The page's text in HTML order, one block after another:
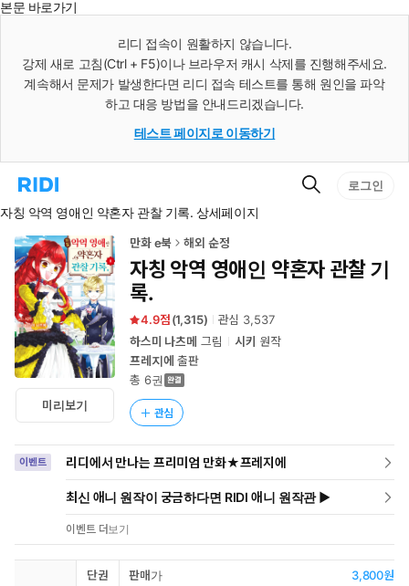
본문 바로가기
리디 접속이 원활하지 않습니다.
강제 새로 고침(Ctrl + F5)이나 브라우저 캐시 삭제를 진행해주세요.
계속해서 문제가 발생한다면 리디 접속 테스트를 통해 원인을 파악
하고 대응 방법을 안내드리겠습니다.
테스트 페이지로 이동하기
리
홈
로
이
동
검
로그인
자칭 악역 영애인 약혼자 관찰 기록. 상세페이지
미리보기
만화 e북 해외 순정
자칭 악역 영애인 약혼자 관찰 기
록.
4.9 (1,315) 관심 3,537
하스미 나츠메 그림 시키 원작
프레지에 출판
총 6권
관심
이벤트 리디에서 만나는 프리미엄 만화★프레지에
최신 애니 원작이 궁금하다면 RIDI 애니 원작관 ▶
이벤트 더보기
단권 판매가 3,800원